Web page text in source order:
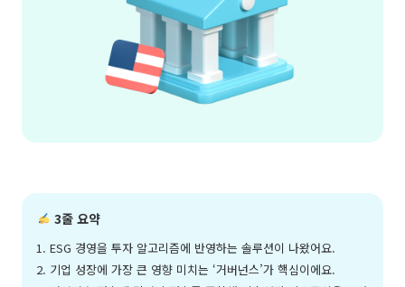
3줄 요약
1. ESG 경영을 투자 알고리즘에 반영하는 솔루션이 나왔어요.
2. 기업 성장에 가장 큰 영향 미치는 ‘거버넌스’가 핵심이에요.